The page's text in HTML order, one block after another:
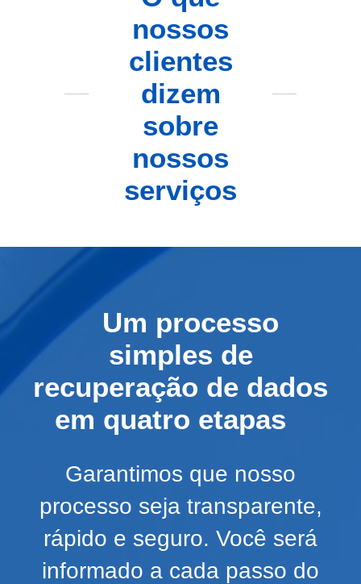
nossos
clientes
dizem
sobre
nossos
serviços
Um processo
simples de
recuperação de dados
em quatro etapas
Garantimos que nosso
processo seja transparente,
rápido e seguro. Você será
informado a cada passo do